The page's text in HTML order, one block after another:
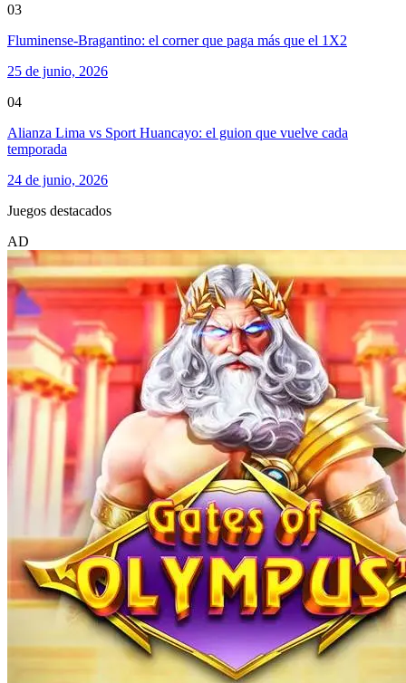
03
Fluminense-Bragantino: el corner que paga más que el 1X2
25 de junio, 2026
04
Alianza Lima vs Sport Huancayo: el guion que vuelve cada
temporada
24 de junio, 2026
Juegos destacados
AD